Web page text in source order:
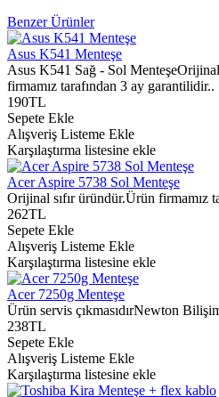
Benzer Ürünler
Asus K541 Menteşe
Asus K541 Sağ - Sol
firmamız tarafından 3 ay garantilidir..
190TL
Sepete Ekle
Alışveriş Listeme Ekle
Karşılaştırma listesine ekle
Acer Aspire 5738 Sol Menteşe
Orijinal sıfır üründür.Ürün firmamız
262TL
Sepete Ekle
Alışveriş Listeme Ekle
Karşılaştırma listesine ekle
Acer 7250g Menteşe
Ürün servis çıkmasıdırNewton
238TL
Sepete Ekle
Alışveriş Listeme Ekle
Karşılaştırma listesine ekle